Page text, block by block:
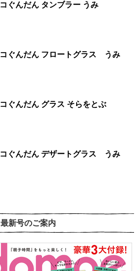
ノラネコぐんだん タンブラー うみ
ノラネコぐんだん フロートグラス うみ
ノラネコぐんだん グラス そらをとぶ
ノラネコぐんだん デザートグラス うみ
最新号のご案内